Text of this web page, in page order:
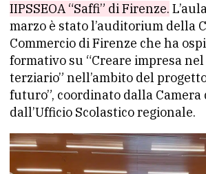
IIPSSEOA “Saffi” di Firenze.
marzo è stato l’auditorium della
Commercio di Firenze che ha
formativo su “Creare impresa
terziario” nell’ambito del
futuro”, coordinato dalla Camera
dall’Ufficio Scolastico regionale.